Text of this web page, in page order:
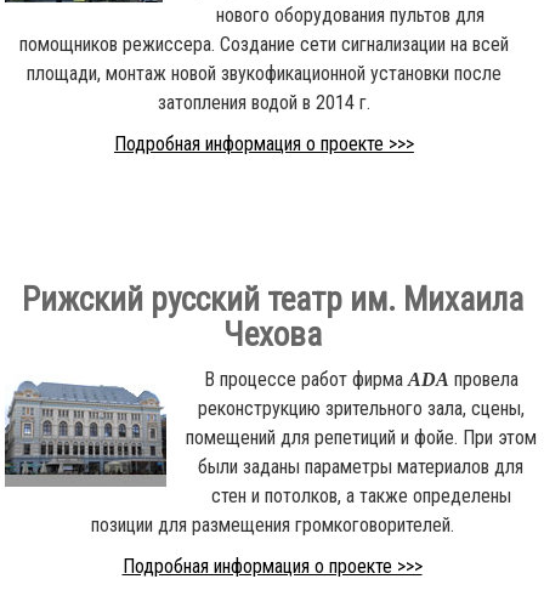
нового оборудования пультов для
помощников режиссера. Создание сети сигнализации на всей
площади, монтаж новой звукофикационной установки после
затопления водой в 2014 г.
Подробная информация о проекте >>>
Рижский русский театр им. Михаила
Чехова
В процессе работ фирмаADA провела
реконструкцию зрительного зала, сцены,
помещений для репетиций и фойе. При этом
были заданы параметры материалов для
стен и потолков, а также определены
позиции для размещения громкоговорителей.
Подробная информация о проекте >>>